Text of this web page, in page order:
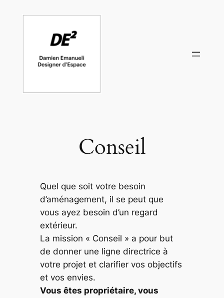
Conseil
Quel que soit votre besoin
d’aménagement, il se peut que
vous ayez besoin d’un regard
extérieur.
La mission « Conseil » a pour but
de donner une ligne directrice à
votre projet et clarifier vos objectifs
et vos envies.
Vous êtes propriétaire, vous